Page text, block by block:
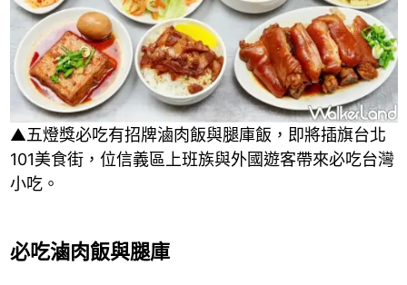
▲五燈獎必吃有招牌滷肉飯與腿庫飯，即將插旗台北
101美食街，位信義區上班族與外國遊客帶來必吃台灣
小吃。
必吃滷肉飯與腿庫